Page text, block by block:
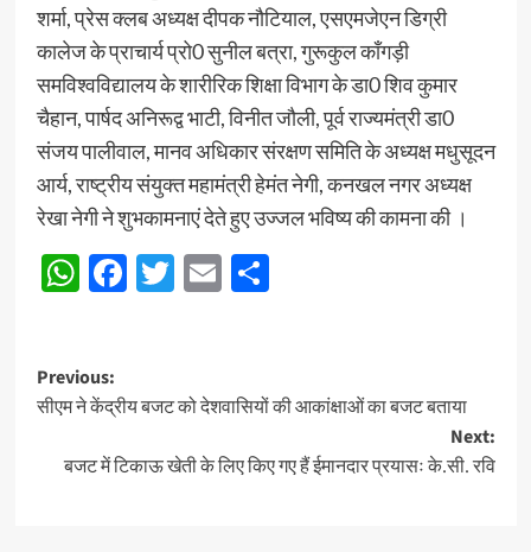
शर्मा, प्रेस क्लब अध्यक्ष दीपक नौटियाल, एसएमजेएन डिग्री
कालेज के प्राचार्य प्रो0 सुनील बत्रा, गुरूकुल काँगड़ी
समविश्वविद्यालय के शारीरिक शिक्षा विभाग के डा0 शिव कुमार
चैहान, पार्षद अनिरूद्व भाटी, विनीत जौली, पूर्व राज्यमंत्री डा0
संजय पालीवाल, मानव अधिकार संरक्षण समिति के अध्यक्ष मधुसूदन
आर्य, राष्ट्रीय संयुक्त महामंत्री हेमंत नेगी, कनखल नगर अध्यक्ष
रेखा नेगी ने शुभकामनाएं देते हुए उज्जल भविष्य की कामना की ।
WhatsApp
Facebook
Twitter
EmailShare
Post
navigation
Previous:
सीएम ने केंद्रीय बजट को देशवासियों की आकांक्षाओं का बजट बताया
Next:
बजट में टिकाऊ खेती के लिए किए गए हैं ईमानदार प्रयासः के.सी. रवि